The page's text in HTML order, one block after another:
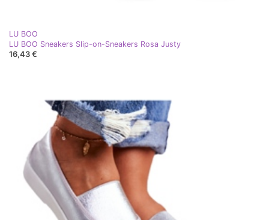
LU BOO
LU BOO Sneakers Slip-on-Sneakers Rosa Justy
16,43 €